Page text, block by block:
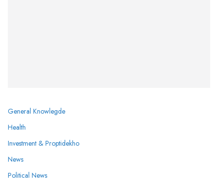
General Knowlegde
Health
Investment & Proptidekho
News
Political News